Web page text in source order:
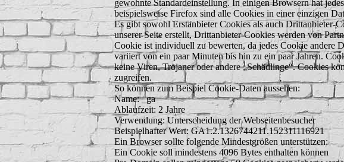
gewohnte Standardeinstellung. In einigen Browsern hat
beispielsweise Firefox sind alle Cookies in einer einzigen
Es gibt sowohl Erstanbieter Cookies als auch Drittanbieter-
unserer Seite erstellt, Drittanbieter-Cookies werden von
Cookie ist individuell zu bewerten, da jedes Cookie andere
variiert von ein paar Minuten bis hin zu ein paar Jahren.
keine Viren, Trojaner oder andere „Schädlinge“. Cookies
zugreifen.
So können zum Beispiel Cookie-Daten aussehen:
Name: _ga
Ablaufzeit: 2 Jahre
Verwendung: Unterscheidung der Webseitenbesucher
Beispielhafter Wert: GA1.2.1326744211.152311116921
Ein Browser sollte folgende Mindestgrößen unterstützen:
Ein Cookie soll mindestens 4096 Bytes enthalten können